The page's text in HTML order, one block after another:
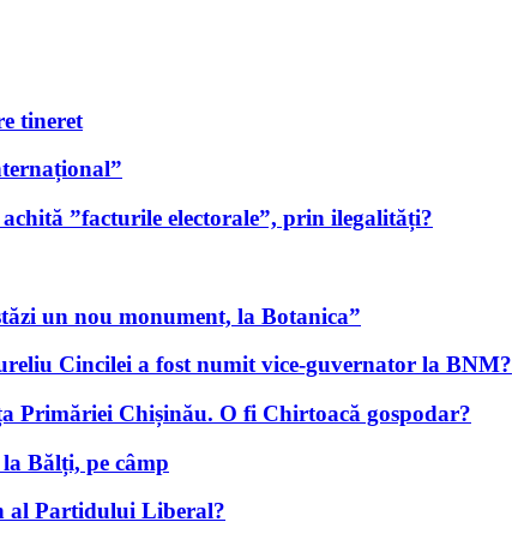
tineret
”facturile electorale”, prin ilegalități?
un nou monument, la Botanica”
Cincilei a fost numit vice-guvernator la BNM?
Primăriei Chișinău. O fi Chirtoacă gospodar?
Bălți, pe câmp
al Partidului Liberal?